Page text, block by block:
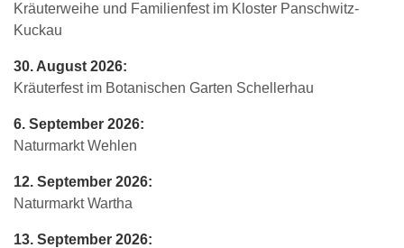
Kräuterweihe und Familienfest im Kloster Panschwitz-
Kuckau
30. August 2026:
Kräuterfest im Botanischen Garten Schellerhau
6. September 2026:
Naturmarkt Wehlen
12. September 2026:
Naturmarkt Wartha
13. September 2026: